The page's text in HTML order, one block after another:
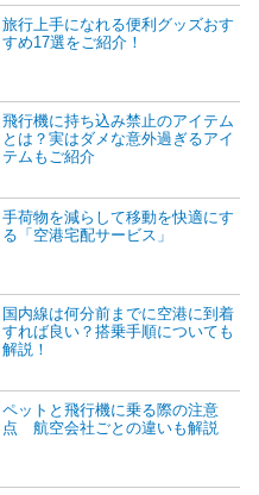
旅行上手になれる便利グッズおす
すめ17選をご紹介！
飛行機に持ち込み禁止のアイテム
とは？実はダメな意外過ぎるアイ
テムもご紹介
手荷物を減らして移動を快適にす
る「空港宅配サービス」
国内線は何分前までに空港に到着
すれば良い？搭乗手順についても
解説！
ペットと飛行機に乗る際の注意
点 航空会社ごとの違いも解説